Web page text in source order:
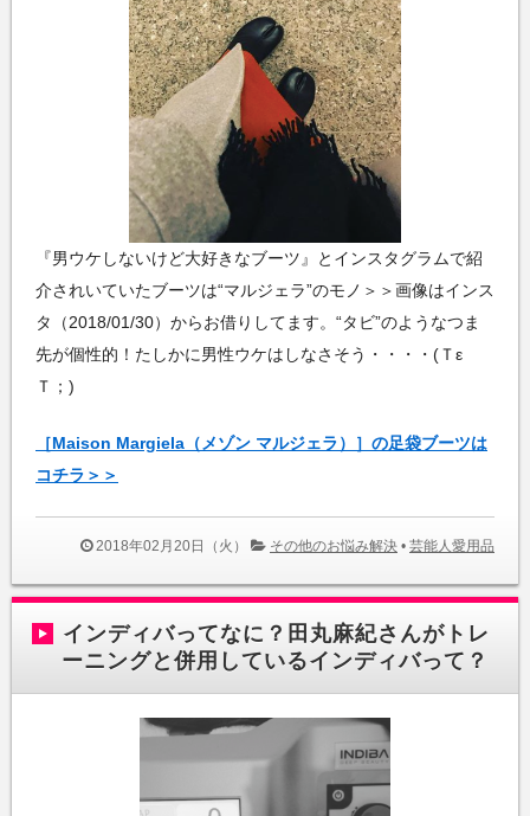
『男ウケしないけど大好きなブーツ』とインスタグラムで紹
介されいていたブーツは“マルジェラ”のモノ＞＞画像はインス
タ（2018/01/30）からお借りしてます。“タビ”のようなつま
先が個性的！たしかに男性ウケはしなさそう・・・・(Ｔε
Ｔ；)
［Maison Margiela（メゾン マルジェラ）］の足袋ブーツは
コチラ＞＞
2018年02月20日（火） その他のお悩み解決 • 芸能人愛用品
インディバってなに？田丸麻紀さんがトレ
ーニングと併用しているインディバって？